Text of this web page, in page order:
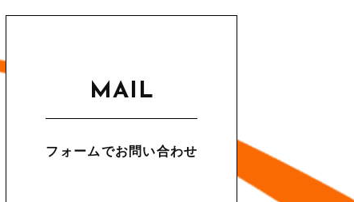
MAIL
フォームでお問い合わせ